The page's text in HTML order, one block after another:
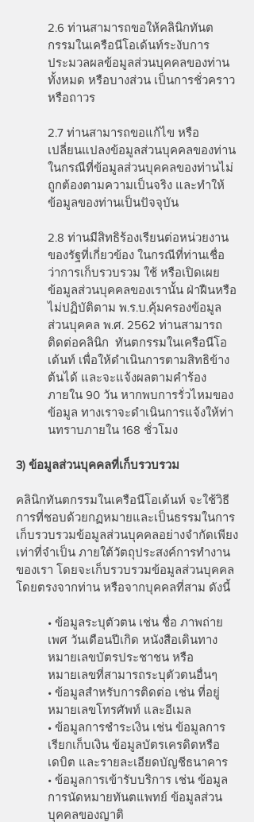
2.6 ท่านสามารถขอให้คลินิกทันต
กรรมในเครือนีโอเด้นท์ระงับการ
ประมวลผลข้อมูลส่วนบุคคลของท่าน
ทั้งหมด หรือบางส่วน เป็นการชั่วคราว
หรือถาวร
2.7 ท่านสามารถขอแก้ไข หรือ
เปลี่ยนแปลงข้อมูลส่วนบุคคลของท่าน
ในกรณีที่ข้อมูลส่วนบุคคลของท่านไม่
ถูกต้องตามความเป็นจริง และทำให้
ข้อมูลของท่านเป็นปัจจุบัน
2.8 ท่านมีสิทธิร้องเรียนต่อหน่วยงาน
ของรัฐที่เกี่ยวข้อง ในกรณีที่ท่านเชื่อ
ว่าการเก็บรวบรวม ใช้ หรือเปิดเผย
ข้อมูลส่วนบุคคลของเรานั้น ฝ่าฝืนหรือ
ไม่ปฏิบัติตาม พ.ร.บ.คุ้มครองข้อมูล
ส่วนบุคคล พ.ศ. 2562 ท่านสามารถ
ติดต่อคลินิก ทันตกรรมในเครือนีโอ
เด้นท์ เพื่อให้ดำเนินการตามสิทธิข้าง
ต้นได้ และจะแจ้งผลตามคำร้อง
ภายใน 90 วัน หากพบการรั่วไหมของ
ข้อมูล ทางเราจะดำเนินการแจ้งให้ท่า
นทราบภายใน 168 ชั่วโมง
3) ข้อมูลส่วนบุคคลที่เก็บรวบรวม
คลินิกทันตกรรมในเครือนีโอเด้นท์ จะใช้วิธี
การที่ชอบด้วยกฏหมายและเป็นธรรมในการ
เก็บรวบรวมข้อมูลส่วนบุคคลอย่างจำกัดเพียง
เท่าที่จำเป็น ภายใต้วัตถุประสงค์การทำงาน
ของเรา โดยจะเก็บรวบรวมข้อมูลส่วนบุคคล
โดยตรงจากท่าน หรือจากบุคคลที่สาม ดังนี้
• ข้อมูลระบุตัวตน เช่น ชื่อ ภาพถ่าย
เพศ วันเดือนปีเกิด หนังสือเดินทาง
หมายเลขบัตรประชาชน หรือ
หมายเลขที่สามารถระบุตัวตนอื่นๆ
• ข้อมูลสำหรับการติดต่อ เช่น ที่อยู่
หมายเลขโทรศัพท์ และอีเมล
• ข้อมูลการชำระเงิน เช่น ข้อมูลการ
เรียกเก็บเงิน ข้อมูลบัตรเครดิตหรือ
เดบิต และรายละเอียดบัญชีธนาคาร
• ข้อมูลการเข้ารับบริการ เช่น ข้อมูล
การนัดหมายทันตแพทย์ ข้อมูลส่วน
บุคคลของญาติ